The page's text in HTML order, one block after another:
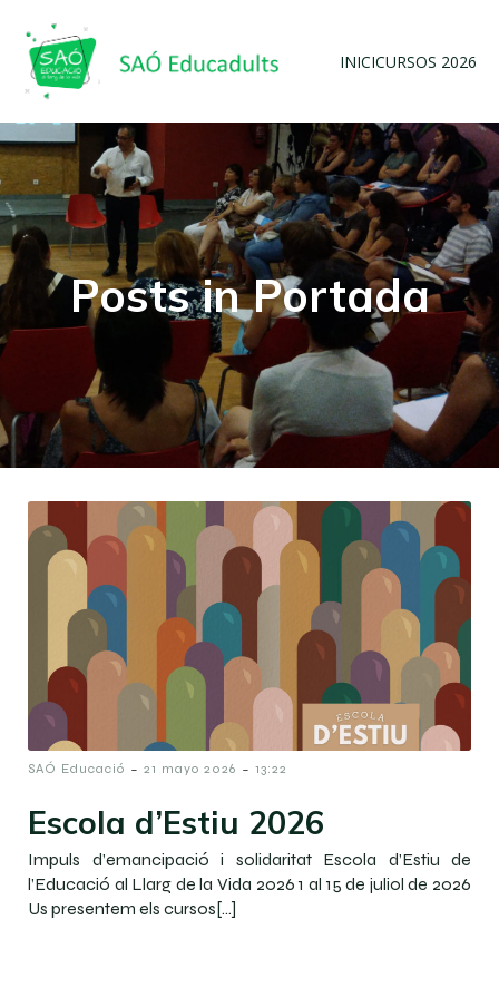
INICICURSOS 2026
Posts in Portada
SAÓ Educació - 21 mayo 2026 - 13:22
Escola d’Estiu 2026
Impuls d’emancipació i solidaritat Escola d’Estiu de
l’Educació al Llarg de la Vida 2026 1 al 15 de juliol de 2026
Us presentem els cursos[…]